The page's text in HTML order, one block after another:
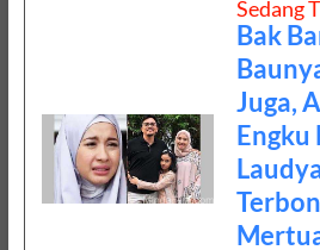
Sedang
Bak
Juga,
Engku